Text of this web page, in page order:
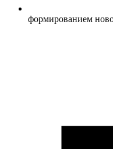
формированием